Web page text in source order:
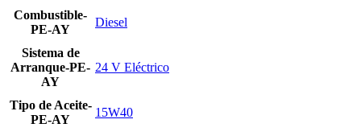
Combustible-
PE-AY
Diesel
Sistema de
Arranque-PE-
AY
24 V Eléctrico
Tipo de Aceite-
PE-AY
15W40